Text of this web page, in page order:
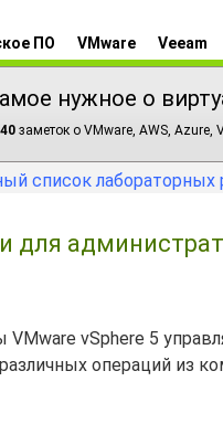
ПО VMware Veeam
нужное о
заметок о VMware, AWS, Azure,
список лабораторных
для
VMware vSphere 5
операций из